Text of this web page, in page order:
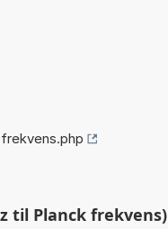
til Planck frekvens)